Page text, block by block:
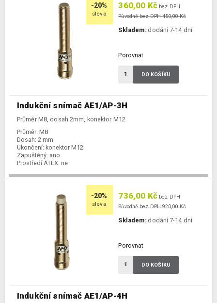
-20%
sleva
Indukční snímač AE1/AP-3H
Průměr M8, dosah 2mm, konektor M12
Průměr: M8
Dosah: 2 mm
Ukončení: konektor M12
Zapuštěný: ano
Prostředí ATEX: ne
360,00 Kč bez DPH
Původně bez DPH 450,00 Kč
Skladem: dodání 7-14 dní
Porovnat
DO KOŠÍKU
-20%
sleva
Indukční snímač AE1/AP-4H
736,00 Kč bez DPH
Původně bez DPH 920,00 Kč
Skladem: dodání 7-14 dní
Porovnat
DO KOŠÍKU